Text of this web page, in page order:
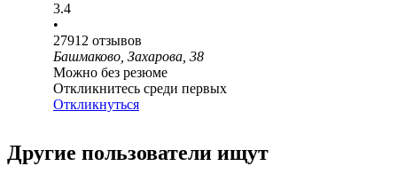
3.4
•
27912 отзывов
Башмаково, Захарова, 38
Можно без резюме
Откликнитесь среди первых
Откликнуться
Другие пользователи ищут